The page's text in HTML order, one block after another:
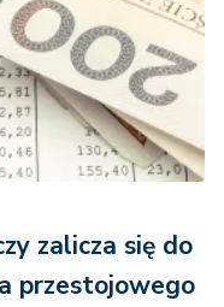
zalicza się do
przestojowego